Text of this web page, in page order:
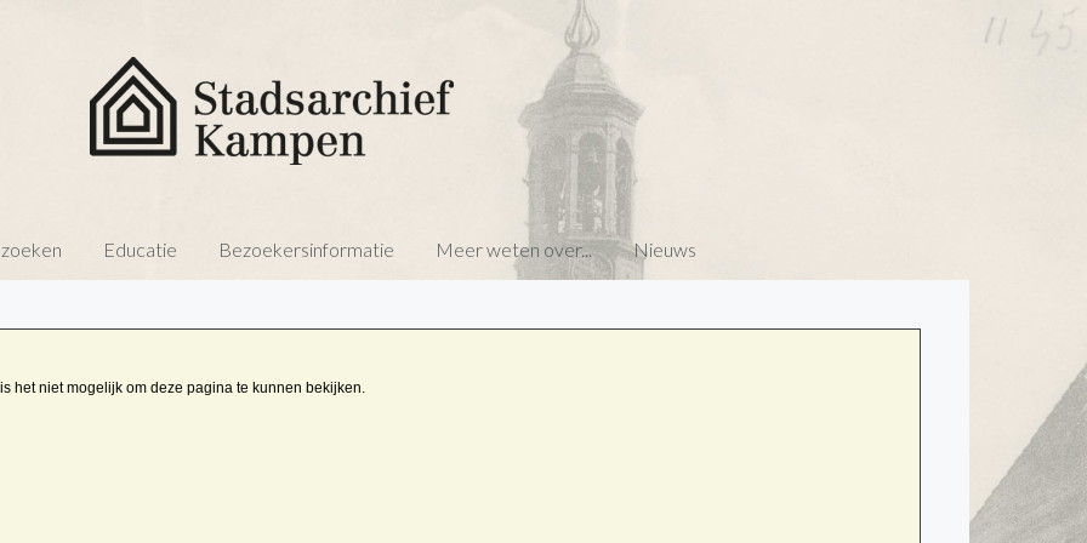
Educatie Bezoekersinformatie Meer weten over... Nieuws
het niet mogelijk om deze pagina te kunnen bekijken.